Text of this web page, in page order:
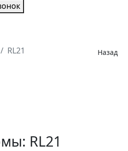
RL21 Назад
RL21